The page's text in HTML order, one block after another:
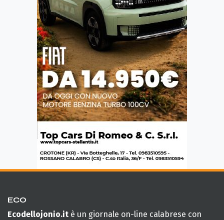
ECO
Ecodellojonio.it è un giornale on-line calabrese con